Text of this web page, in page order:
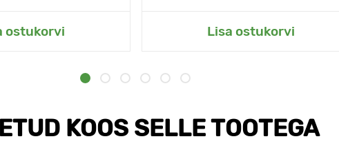
ostukorvi Lisa ostukorvi
KOOS SELLE TOOTEGA